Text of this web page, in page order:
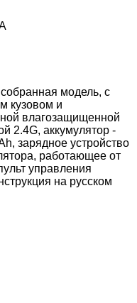
модель, с
кузовом и
влагозащищенной
2.4G, аккумулятор -
зарядное устройство
работающее от
управления
на русском